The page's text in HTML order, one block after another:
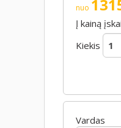
nuo
Į kainą
Kiekis
Vardas